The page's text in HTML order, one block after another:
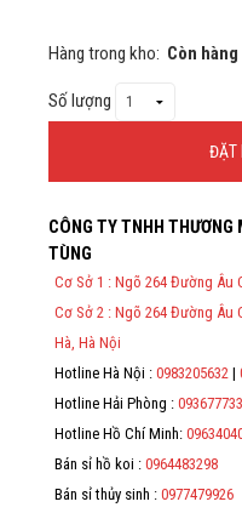
Hàng trong kho: Còn hàng
Số lượng
ĐẶT
Theo Nghị định 123/2020/
việc thực hiện lập Hóa Đơn
cho người mua bắt buộc
địa chỉ, mã số thuế/ căn
CÔNG TY TNHH
TÙNG
Cơ Sở 1 : Ngõ 264 Đường Âu
Cơ Sở 2 : Ngõ 264 Đường Âu
Hà, Hà Nội
Hotline Hà Nội : 0983205632 |
Hotline Hải Phòng :
Hotline Hồ Chí Minh:
Bán sỉ hồ koi : 0964483298
Bán sỉ thủy sinh : 0977479926